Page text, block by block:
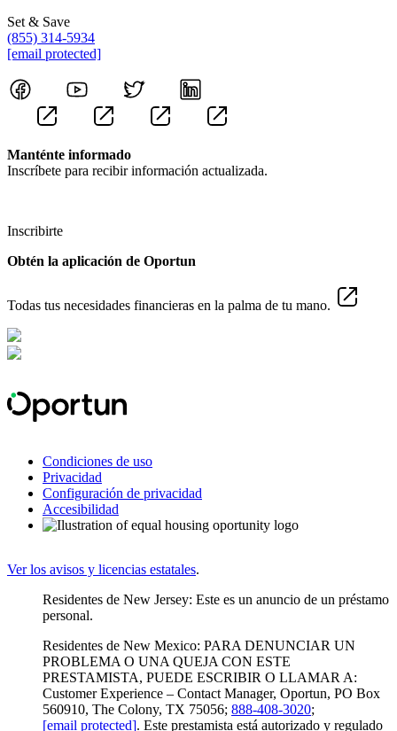
Set & Save
(855) 314-5934
[email protected]
Manténte informado
Inscríbete para recibir información actualizada.
Inscribirte
Obtén la aplicación de Oportun
Todas tus necesidades financieras en la palma de tu mano.
Condiciones de uso
Privacidad
Configuración de privacidad
Accesibilidad
Ver los avisos y licencias estatales.
Residentes de New Jersey: Este es un anuncio de un préstamo
personal.
Residentes de New Mexico: PARA DENUNCIAR UN
PROBLEMA O UNA QUEJA CON ESTE
PRESTAMISTA, PUEDE ESCRIBIR O LLAMAR A:
Customer Experience – Contact Manager, Oportun, PO Box
560910, The Colony, TX 75056; 888-408-3020;
[email protected]. Este prestamista está autorizado y regulado